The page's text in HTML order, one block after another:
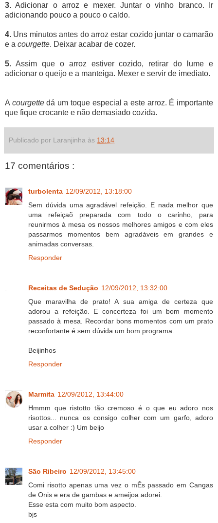
3. Adicionar o arroz e mexer. Juntar o vinho branco. Ir
adicionando pouco a pouco o caldo.
4. Uns minutos antes do arroz estar cozido juntar o camarão
e a courgette. Deixar acabar de cozer.
5. Assim que o arroz estiver cozido, retirar do lume e
adicionar o queijo e a manteiga. Mexer e servir de imediato.
A courgettedá um toque especial a este arroz. É importante
que fique crocante e não demasiado cozida.
Publicado por Laranjinha às 13:14
17 comentários :
turbolenta 12/09/2012, 13:18:00
Sem dúvida uma agradável refeição. E nada melhor que
uma refeiçaõ preparada com todo o carinho, para
reunirmos à mesa os nossos melhores amigos e com eles
passarmos momentos bem agradáveis em grandes e
animadas conversas.
Responder
Receitas de Sedução 12/09/2012, 13:32:00
Que maravilha de prato! A sua amiga de certeza que
adorou a refeição. E concerteza foi um bom momento
passado à mesa. Recordar bons momentos com um prato
reconfortante é sem dúvida um bom programa.
Beijinhos
Responder
Marmita 12/09/2012, 13:44:00
Hmmm que ristotto tão cremoso é o que eu adoro nos
risottos... nunca os consigo colher com um garfo, adoro
usar a colher :) Um beijo
Responder
São Ribeiro 12/09/2012, 13:45:00
Comi risotto apenas uma vez o mÊs passado em Cangas
de Onis e era de gambas e ameijoa adorei.
Esse esta com muito bom aspecto.
bjs